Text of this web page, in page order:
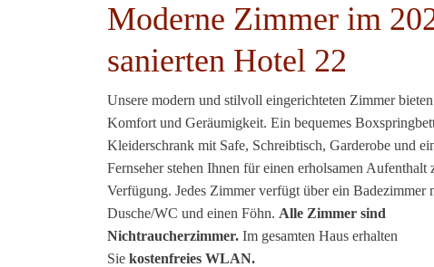
Moderne Zimmer im
sanierten Hotel 22
Unsere modern und stilvoll eingerichteten Zimmer
Komfort und Geräumigkeit. Ein bequemes
Kleiderschrank mit Safe, Schreibtisch, Garderobe und
Fernseher stehen Ihnen für einen erholsamen Aufenthalt
Verfügung. Jedes Zimmer verfügt über ein Badezimmer
Dusche/WC und einen Föhn. Alle Zimmer sind
Nichtraucherzimmer. Im gesamten Haus erhalten
Sie kostenfreies WLAN.